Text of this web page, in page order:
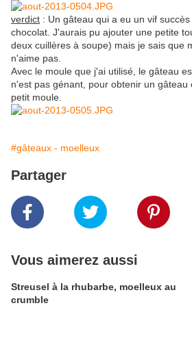
verdict : Un gâteau qui a eu un vif
chocolat. J'aurais pu ajouter une petite
deux cuillères à soupe) mais je sais que
n'aime pas.
Avec le moule que j'ai utilisé, le gâteau
n'est pas génant, pour obtenir un gâteau
petit moule.
#gâteaux - moelleux
Partager
Vous aimerez aussi
Streusel à la rhubarbe, moelleux au
crumble